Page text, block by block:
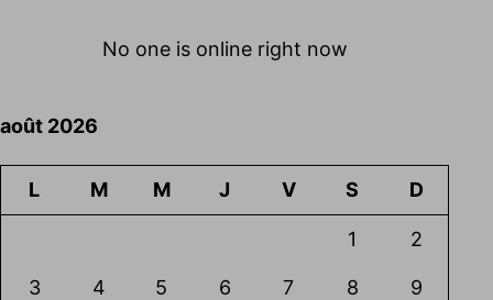
No one is online right now
août 2026
L M M J V S D
1 2
3 4 5 6 7 8 9